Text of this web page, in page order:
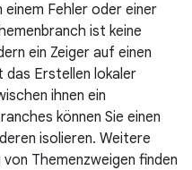
einem Fehler oder einer
ist keine
ein Zeiger auf einen
Erstellen lokaler
ihnen ein
können Sie einen
isolieren. Weitere
Themenzweigen finden